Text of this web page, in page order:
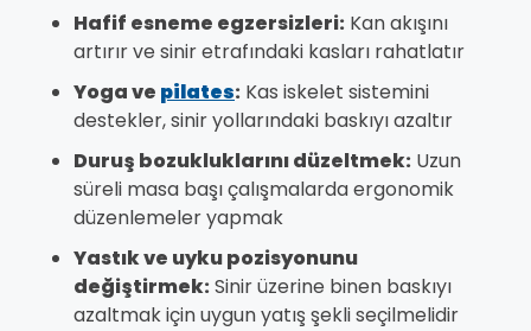
Hafif esneme egzersizleri: Kan akışını
artırır ve sinir etrafındaki kasları rahatlatır
Yoga ve pilates: Kas iskelet sistemini
destekler, sinir yollarındaki baskıyı azaltır
Duruş bozukluklarını düzeltmek: Uzun
süreli masa başı çalışmalarda ergonomik
düzenlemeler yapmak
Yastık ve uyku pozisyonunu
değiştirmek:Sinir üzerine binen baskıyı
azaltmak için uygun yatış şekli seçilmelidir